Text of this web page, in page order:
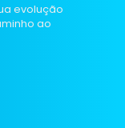
evolução
ao